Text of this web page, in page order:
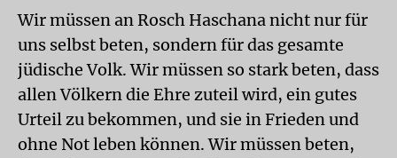
Wir müssen an Rosch Haschana nicht nur für
uns selbst beten, sondern für das gesamte
jüdische Volk. Wir müssen so stark beten, dass
allen Völkern die Ehre zuteil wird, ein gutes
Urteil zu bekommen, und sie in Frieden und
ohne Not leben können. Wir müssen beten,